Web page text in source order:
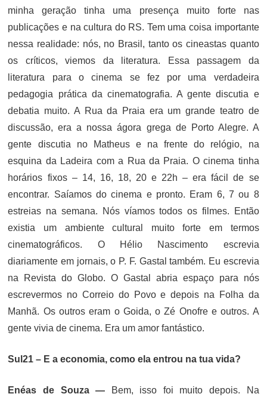
minha geração tinha uma presença muito forte nas
publicações e na cultura do RS. Tem uma coisa importante
nessa realidade: nós, no Brasil, tanto os cineastas quanto
os críticos, viemos da literatura. Essa passagem da
literatura para o cinema se fez por uma verdadeira
pedagogia prática da cinematografia. A gente discutia e
debatia muito. A Rua da Praia era um grande teatro de
discussão, era a nossa ágora grega de Porto Alegre. A
gente discutia no Matheus e na frente do relógio, na
esquina da Ladeira com a Rua da Praia. O cinema tinha
horários fixos – 14, 16, 18, 20 e 22h – era fácil de se
encontrar. Saíamos do cinema e pronto. Eram 6, 7 ou 8
estreias na semana. Nós víamos todos os filmes. Então
existia um ambiente cultural muito forte em termos
cinematográficos. O Hélio Nascimento escrevia
diariamente em jornais, o P. F. Gastal também. Eu escrevia
na Revista do Globo. O Gastal abria espaço para nós
escrevermos no Correio do Povo e depois na Folha da
Manhã. Os outros eram o Goida, o Zé Onofre e outros. A
gente vivia de cinema. Era um amor fantástico.
Sul21 – E a economia, como ela entrou na tua vida?
Enéas de Souza — Bem, isso foi muito depois. Na